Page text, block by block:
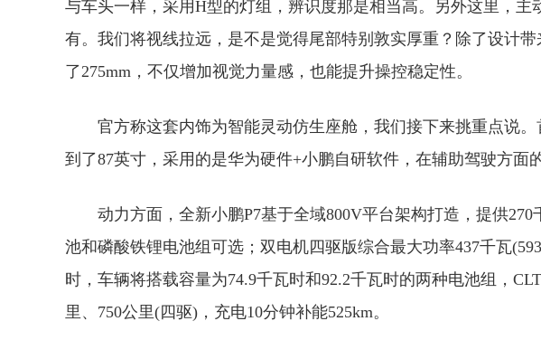
与车头一样，采用H型的灯组，辨识度那是相当高。另外这里，主
有。我们将视线拉远，是不是觉得尾部特别敦实厚重？除了设计
了275mm，不仅增加视觉力量感，也能提升操控稳定性。
官方称这套内饰为智能灵动仿生座舱，我们接下来挑重点说
到了87英寸，采用的是华为硬件+小鹏自研软件，在辅助驾驶方面
动力方面，全新小鹏P7基于全域800V平台架构打造，提供
池和磷酸铁锂电池组可选；双电机四驱版综合最大功率437千瓦
时，车辆将搭载容量为74.9千瓦时和92.2千瓦时的两种电池组，
里、750公里(四驱)，充电10分钟补能525km。